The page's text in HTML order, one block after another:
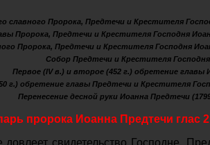
славного Пророка, Предтечи и Крестителя
Пророка, Предтечи и Крестителя Господня
Пророка, Предтечи и Крестителя Господня
Собор Предтечи и Крестителя
Первое (IV в.) и второе (452 г.) обретение
г.) обретение главы Предтечи и Крестителя
Перенесение десной руки Иоанна Предтечи
пророка Иоанна Предтечи глас 2
свидетельство Господне,